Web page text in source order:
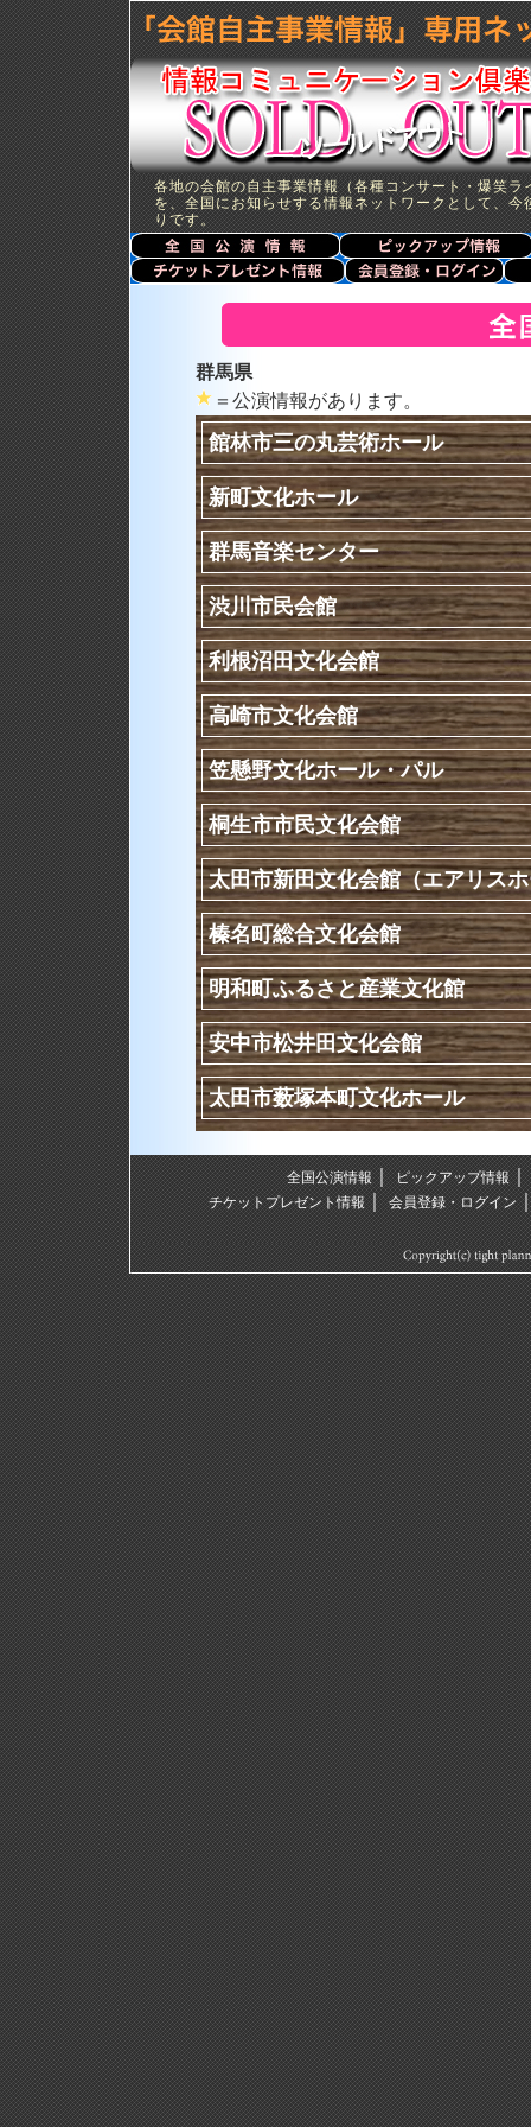
各地の会館の自主事業情報（各種コンサート・爆笑
を、全国にお知らせする情報ネットワークとして、
りです。
群馬県
＝公演情報があります。
館林市三の丸芸術ホール
新町文化ホール
群馬音楽センター
渋川市民会館
利根沼田文化会館
高崎市文化会館
笠懸野文化ホール・パル
桐生市市民文化会館
太田市新田文化会館（エアリス
榛名町総合文化会館
明和町ふるさと産業文化館
安中市松井田文化会館
太田市薮塚本町文化ホール
全国公演情報｜ピックアップ情報
チケットプレゼント情報｜会員登録・ログイン